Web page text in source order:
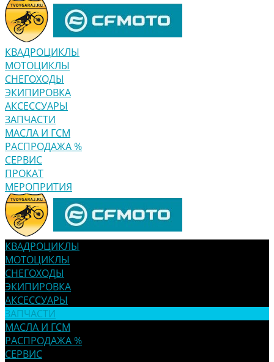
КВАДРОЦИКЛЫ
МОТОЦИКЛЫ
СНЕГОХОДЫ
ЭКИПИРОВКА
АКСЕССУАРЫ
ЗАПЧАСТИ
МАСЛА И ГСМ
РАСПРОДАЖА %
СЕРВИС
ПРОКАТ
МЕРОПРИТИЯ
КВАДРОЦИКЛЫ
МОТОЦИКЛЫ
СНЕГОХОДЫ
ЭКИПИРОВКА
АКСЕССУАРЫ
ЗАПЧАСТИ
МАСЛА И ГСМ
РАСПРОДАЖА %
СЕРВИС